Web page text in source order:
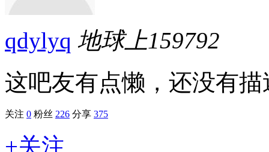
qdylyq 地球上159792
这吧友有点懒，还没有描
关注 0 粉丝 226 分享 375
+关注